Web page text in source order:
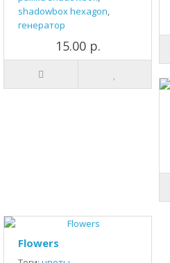
shadowbox hexagon,
генератор
15.00 р.
Flowers